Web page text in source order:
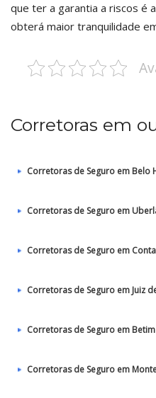
que ter a garantia a riscos é
obterá maior tranquilidade
Corretoras em
Corretoras de Seguro em Belo
Corretoras de Seguro em
Corretoras de Seguro em
Corretoras de Seguro em Juiz
Corretoras de Seguro em Betim
Corretoras de Seguro em